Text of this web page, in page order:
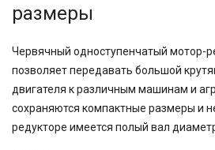
размеры
Червячный одноступенчатый мотор-
позволяет передавать большой
двигателя к различным машинам и
сохраняются компактные размеры и
редукторе имеется полый вал